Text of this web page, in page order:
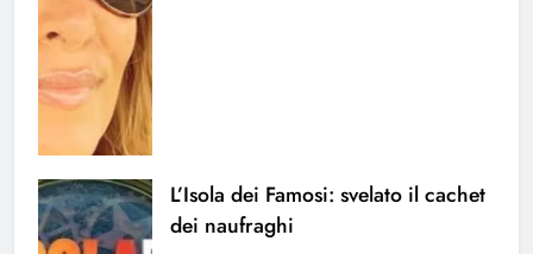
L’Isola dei Famosi: svelato il cachet
dei naufraghi